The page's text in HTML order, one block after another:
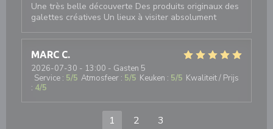
Une très belle découverte Des produits originaux des
galettes créatives Un lieux à visiter absolument
MARC C
2026-07-30 - 13:00 - Gasten 5
Service : 5/5 Atmosfeer : 5/5 Keuken : 5/5 Kwaliteit / Prijs
: 4/5
1 2 3